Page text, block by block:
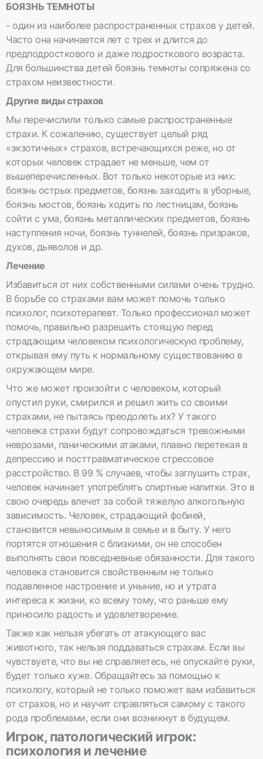
БОЯЗНЬ ТЕМНОТЫ
- один из наиболее распространенных страхов у детей.
Часто она начинается лет с трех и длится до
предподросткового и даже подросткового возраста.
Для большинства детей боязнь темноты сопряжена со
страхом неизвестности.
Другие виды страхов
Мы перечислили только самые распространенные
страхи. К сожалению, существует целый ряд
«экзотичных» страхов, встречающихся реже, но от
которых человек страдает не меньше, чем от
вышеперечисленных. Вот только некоторые из них:
боязнь острых предметов, боязнь заходить в уборные,
боязнь мостов, боязнь ходить по лестницам, боязнь
сойти с ума, боязнь металлических предметов, боязнь
наступления ночи, боязнь туннелей, боязнь призраков,
духов, дьяволов и др.
Лечение
Избавиться от них собственными силами очень трудно.
В борьбе со страхами вам может помочь только
психолог, психотерапевт. Только профессионал может
помочь, правильно разрешить стоящую перед
страдающим человеком психологическую проблему,
открывая ему путь к нормальному существованию в
окружающем мире.
Что же может произойти с человеком, который
опустил руки, смирился и решил жить со своими
страхами, не пытаясь преодолеть их? У такого
человека страхи будут сопровождаться тревожными
неврозами, паническими атаками, плавно перетекая в
депрессию и посттравматическое стрессовое
расстройство. В 99 % случаев, чтобы заглушить страх,
человек начинает употреблять спиртные напитки. Это в
свою очередь влечет за собой тяжелую алкогольную
зависимость. Человек, страдающий фобией,
становится невыносимым в семье и в быту. У него
портятся отношения с близкими, он не способен
выполнять свои повседневные обязанности. Для такого
человека становится свойственным не только
подавленное настроение и уныние, но и утрата
интереса к жизни, ко всему тому, что раньше ему
приносило радость и удовлетворение.
Также как нельзя убегать от атакующего вас
животного, так нельзя поддаваться страхам. Если вы
чувствуете, что вы не справляетесь, не опускайте руки,
будет только хуже. Обращайтесь за помощью к
психологу, который не только поможет вам избавиться
от страхов, но и научит справляться самому с такого
рода проблемами, если они возникнут в будущем.
Игрок, патологический игрок:
психология и лечение